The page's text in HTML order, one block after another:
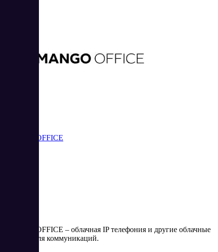
MANGO OFFICE
MANGO OFFICE – облачная IP телефония и другие облачные
сервисы для коммуникаций.